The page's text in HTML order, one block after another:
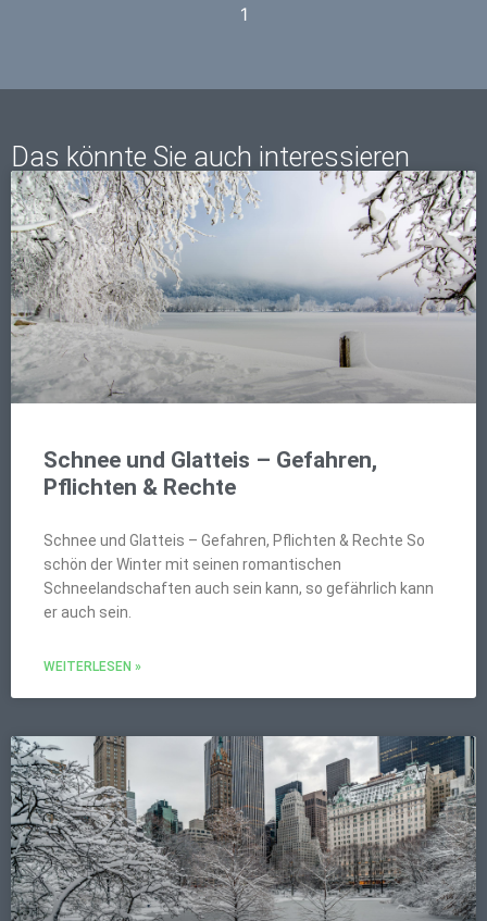
1
Das könnte Sie auch interessieren
Schnee und Glatteis – Gefahren,
Pflichten & Rechte
Schnee und Glatteis – Gefahren, Pflichten & Rechte So
schön der Winter mit seinen romantischen
Schneelandschaften auch sein kann, so gefährlich kann
er auch sein.
WEITERLESEN »